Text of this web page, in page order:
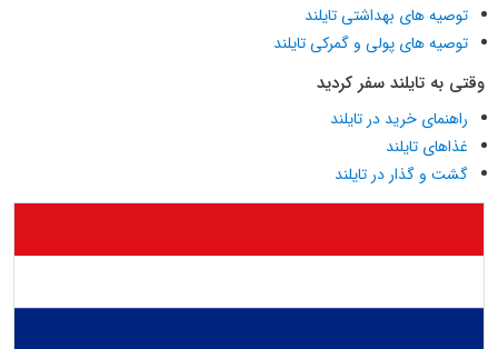
توصیه های بهداشتی تایلند
توصیه های پولی و گمرکی تایلند
وقتی به تایلند سفر کردید
راهنمای خرید در تایلند
غذاهای تایلند
گشت و گذار در تایلند